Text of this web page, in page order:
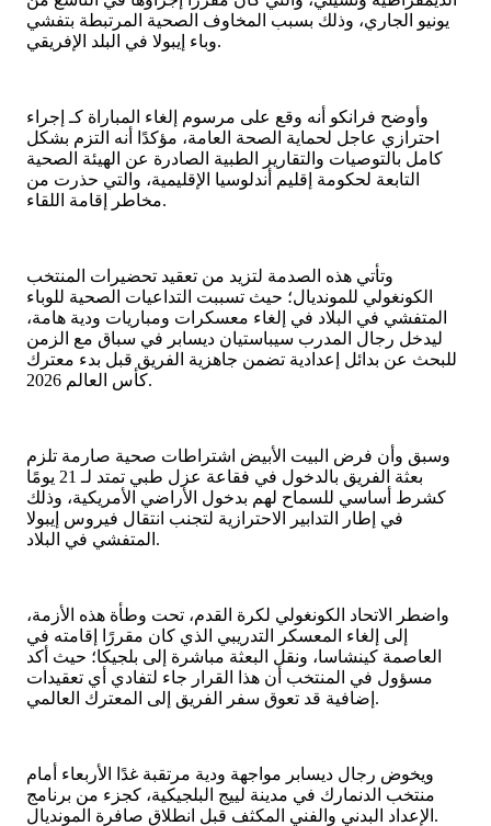
يونيو الجاري، وذلك بسبب المخاوف الصحية المرتبطة بتفشي
وباء إيبولا في البلد الإفريقي.
وأوضح فرانكو أنه وقع على مرسوم إلغاء المباراة كـ إجراء
احترازي عاجل لحماية الصحة العامة، مؤكدًا أنه التزم بشكل
كامل بالتوصيات والتقارير الطبية الصادرة عن الهيئة الصحية
التابعة لحكومة إقليم أندلوسيا الإقليمية، والتي حذرت من
مخاطر إقامة اللقاء.
وتأتي هذه الصدمة لتزيد من تعقيد تحضيرات المنتخب
الكونغولي للمونديال؛ حيث تسببت التداعيات الصحية للوباء
المتفشي في البلاد في إلغاء معسكرات ومباريات ودية هامة،
ليدخل رجال المدرب سيباستيان ديسابر في سباق مع الزمن
للبحث عن بدائل إعدادية تضمن جاهزية الفريق قبل بدء معترك
كأس العالم 2026.
وسبق وأن فرض البيت الأبيض اشتراطات صحية صارمة تلزم
بعثة الفريق بالدخول في فقاعة عزل طبي تمتد لـ 21 يومًا
كشرط أساسي للسماح لهم بدخول الأراضي الأمريكية، وذلك
في إطار التدابير الاحترازية لتجنب انتقال فيروس إيبولا
المتفشي في البلاد.
واضطر الاتحاد الكونغولي لكرة القدم، تحت وطأة هذه الأزمة،
إلى إلغاء المعسكر التدريبي الذي كان مقررًا إقامته في
العاصمة كينشاسا، ونقل البعثة مباشرة إلى بلجيكا؛ حيث أكد
مسؤول في المنتخب أن هذا القرار جاء لتفادي أي تعقيدات
إضافية قد تعوق سفر الفريق إلى المعترك العالمي.
ويخوض رجال ديسابر مواجهة ودية مرتقبة غدًا الأربعاء أمام
منتخب الدنمارك في مدينة لييج البلجيكية، كجزء من برنامج
الإعداد البدني والفني المكثف قبل انطلاق صافرة المونديال.